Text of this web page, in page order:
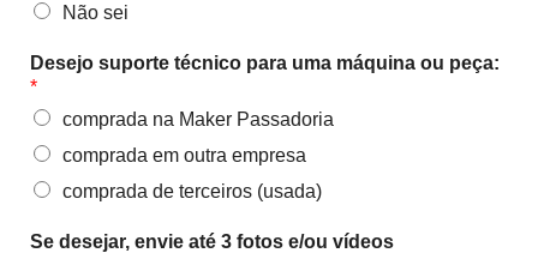
Não sei
Desejo suporte técnico para uma máquina ou peça:
*
comprada na Maker Passadoria
comprada em outra empresa
comprada de terceiros (usada)
Se desejar, envie até 3 fotos e/ou vídeos